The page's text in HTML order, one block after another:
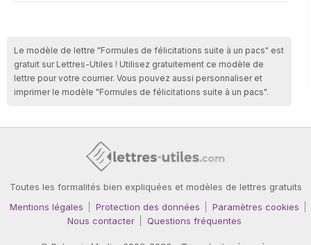
Le modèle de lettre "Formules de félicitations suite à un pacs" est
gratuit sur Lettres-Utiles ! Utilisez gratuitement ce modèle de
lettre pour votre courrier. Vous pouvez aussi personnaliser et
imprimer le modèle "Formules de félicitations suite à un pacs".
Toutes les formalités bien expliquées et modèles de lettres gratuits
Mentions légales
Protection des données
Paramètres cookies
Nous contacter
Questions fréquentes